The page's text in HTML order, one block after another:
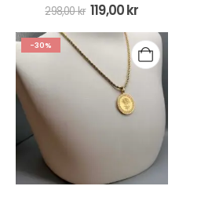
298,00kr 119,00kr
-30%